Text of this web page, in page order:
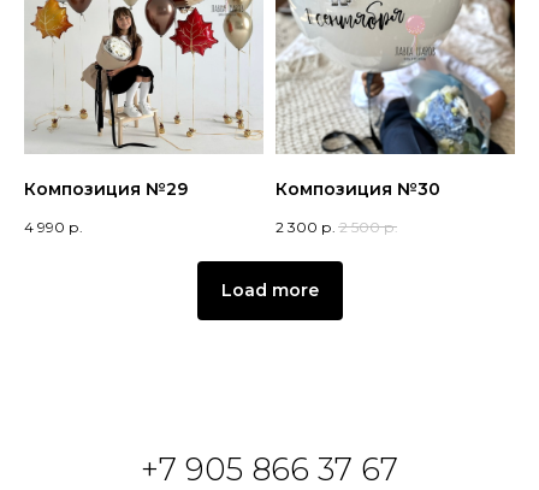
Композиция №29
4 990 р.
Композиция №30
2 300 р. 2 500 р.
Load more
+7 905 866 37 67